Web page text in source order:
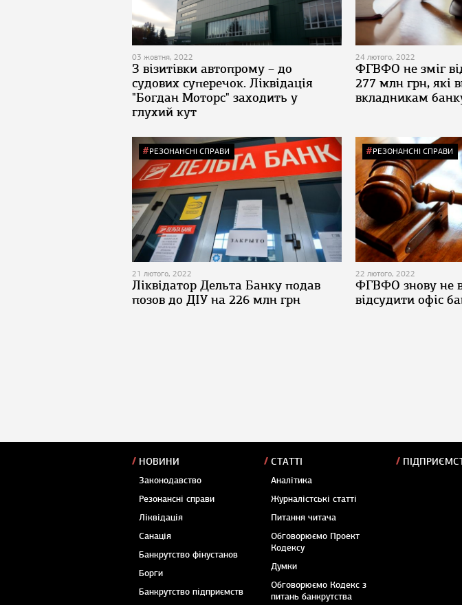
03 жовтня, 2022
З візитівки автопрому – до
судових суперечок. Ліквідація
"Богдан Моторс" заходить у
глухий кут
24 лютого, 2022
ФГВФО не зміг
277 млн грн, які
вкладникам
РЕЗОНАНСНІ СПРАВИ
21 лютого, 2022
Ліквідатор Дельта Банку подав
позов до ДІУ на 226 млн грн
РЕЗОНАНСНІ СПРАВИ
22 лютого, 2022
ФГВФО знову не
відсудити офіс
НОВИНИ
Законодавство
Резонансні справи
Ліквідація
Санація
Банкрутство фінустанов
Борги
Банкрутство підприємств
СТАТТІ
Аналітика
Журналістські статті
Питання читача
Обговорюємо Проект
Кодексу
Думки
Обговорюємо Кодекс з
питань банкрутства